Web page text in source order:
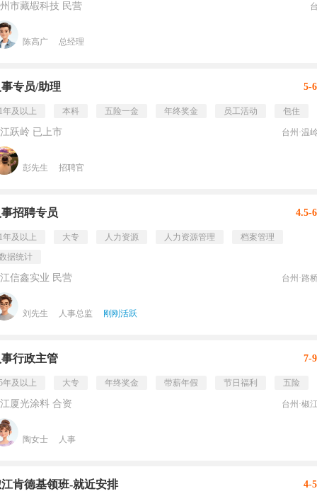
市藏嘏科技 民营
陈高广 总经理
专员/助理 5-
年及以上 本科 五险一金 年终奖金 员工活动 包住
跃岭 已上市 台州·温
彭先生 招聘官
招聘专员 4.5-
年及以上 大专 人力资源 人力资源管理
档案管理
据统计
信鑫实业 民营 台州·路
刘先生 人事总监 刚刚活跃
行政主管 7-
年及以上 大专 年终奖金 带薪年假 节日福利 五险
厦光涂料 合资 台州·椒
陶女士 人事
肯德基领班-就近安排 4-